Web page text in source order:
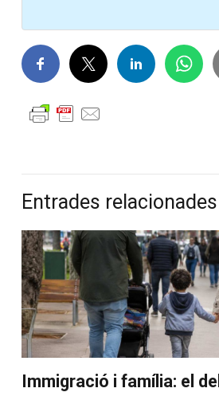
Entrades relacionades
Immigració i família: el